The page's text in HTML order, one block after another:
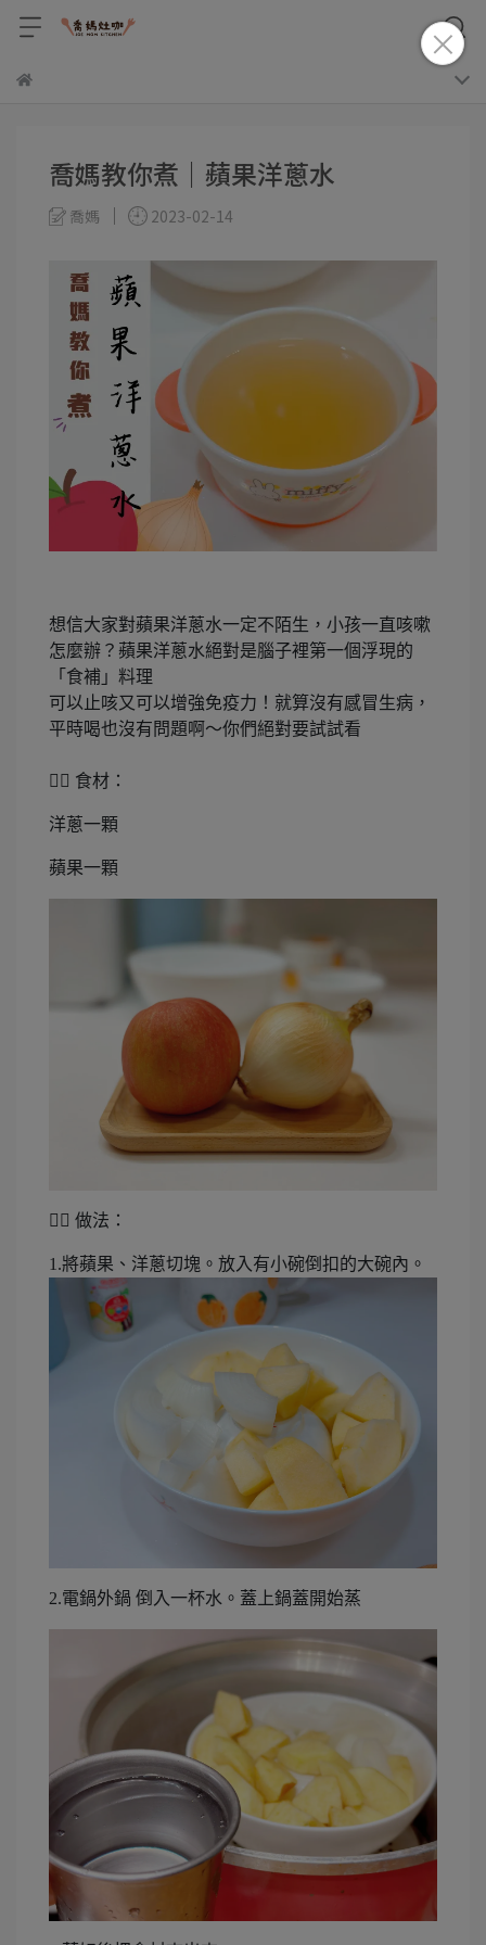
喬媽教你煮｜蘋果洋蔥水
喬媽 2023-02-14
想信大家對蘋果洋蔥水一定不陌生，小孩一直咳嗽
怎麼辦？蘋果洋蔥水絕對是腦子裡第一個浮現的
「食補」料理
可以止咳又可以增強免疫力！就算沒有感冒生病，
平時喝也沒有問題啊～你們絕對要試試看
👉🏻 食材：
洋蔥一顆
蘋果一顆
👉🏻 做法：
1.將蘋果、洋蔥切塊。放入有小碗倒扣的大碗內。
2.電鍋外鍋 倒入一杯水。蓋上鍋蓋開始蒸